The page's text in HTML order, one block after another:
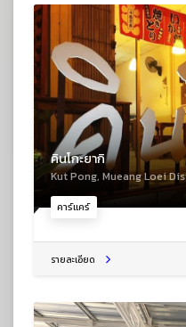
คาร์แคร์
คินโกะยากิ
Kut Pong, Mueang Loei
รายละเอียด